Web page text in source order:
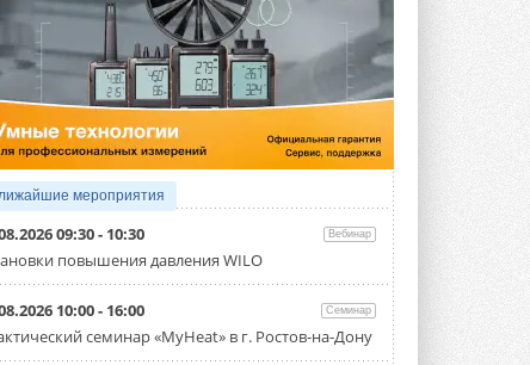
«воздух-вода» на R290
Серия ThermaX R290 All-In-One
включает три модели ...
4 АВГУСТА 2026
Тепловые насосы в связке с
солнечной генерацией и
накопителем снижают
потребление на 60%
Исследователи из Италии установили ...
4 АВГУСТА 2026
«РУСКЛИМАТ Fest 2026» в Уфе
собрал свыше 700 профи
климатической отрасли
Организатором выступил торгово-
производственный холдинг ...
3 АВГУСТА 2026
мероприятия
09:30 - 10:30 Вебинар
повышения давления WILO
10:00 - 16:00 Семинар
семинар «MyHeat» в г. Ростов-на-Дону